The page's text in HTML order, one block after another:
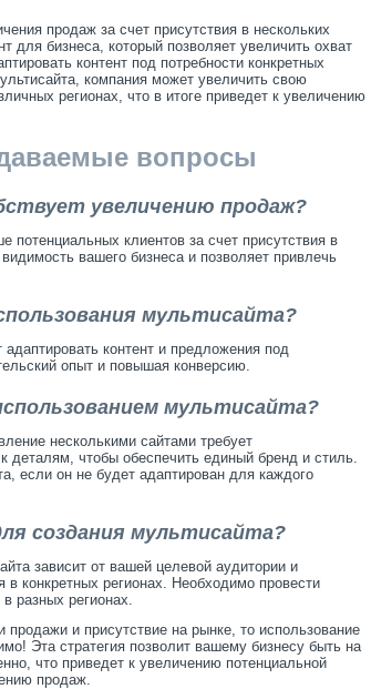
продаж за счет присутствия в нескольких
для бизнеса, который позволяет увеличить охват
контент под потребности конкретных
компания может увеличить свою
регионах, что в итоге приведет к увеличению
вопросы
увеличению продаж?
потенциальных клиентов за счет присутствия в
вашего бизнеса и позволяет привлечь
мультисайта?
контент и предложения под
опыт и повышая конверсию.
мультисайта?
несколькими сайтами требует
деталям, чтобы обеспечить единый бренд и стиль.
если он не будет адаптирован для каждого
создания мультисайта?
зависит от вашей целевой аудитории и
в конкретных регионах. Необходимо провести
разных регионах.
и присутствие на рынке, то использование
Эта стратегия позволит вашему бизнесу быть на
что приведет к увеличению потенциальной
продаж.